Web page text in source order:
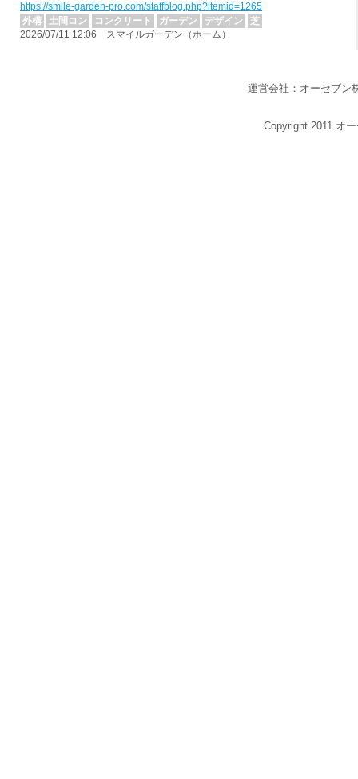
https://smile-garden-pro.com/staffblog.php?itemid=1265
外構
土間コン コンクリート ガーデン デザイン
芝
2026/07/11 12:06 スマイルガーデン（ホーム）
運営会社：オーセブン
Copyright 2011 オ